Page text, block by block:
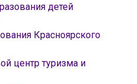
детей
Красноярского
центр туризма и